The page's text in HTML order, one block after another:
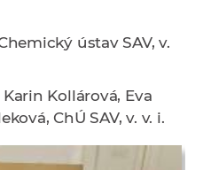
ústav SAV, v.
Kollárová, Eva
ChÚ SAV, v. v. i.